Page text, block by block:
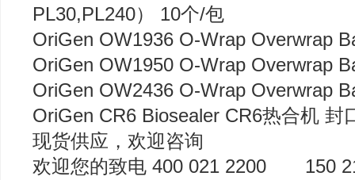
PL30,PL240） 10个/包
OriGen OW1936 O-Wrap Overwrap
OriGen OW1950 O-Wrap Overwrap
OriGen OW2436 O-Wrap Overwrap
OriGen CR6 Biosealer CR6热合机 封
现货供应，欢迎咨询
欢迎您的致电 400 021 2200 150